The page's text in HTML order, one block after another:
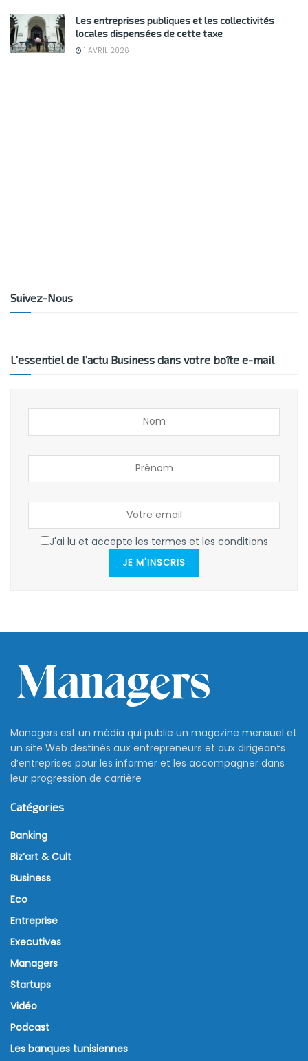
Les entreprises publiques et les collectivités
locales dispensées de cette taxe
1 AVRIL 2026
Suivez-Nous
L’essentiel de l’actu Business dans votre boîte e-mail
J'ai lu et accepte les termes et les conditions
JE M'INSCRIS
Managers est un média qui publie un magazine mensuel et
un site Web destinés aux entrepreneurs et aux dirigeants
d’entreprises pour les informer et les accompagner dans
leur progression de carrière
Catégories
Banking
Biz’art & Cult
Business
Eco
Entreprise
Executives
Managers
Startups
Vidéo
Podcast
Les banques tunisiennes